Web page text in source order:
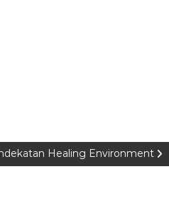
Healing Environment